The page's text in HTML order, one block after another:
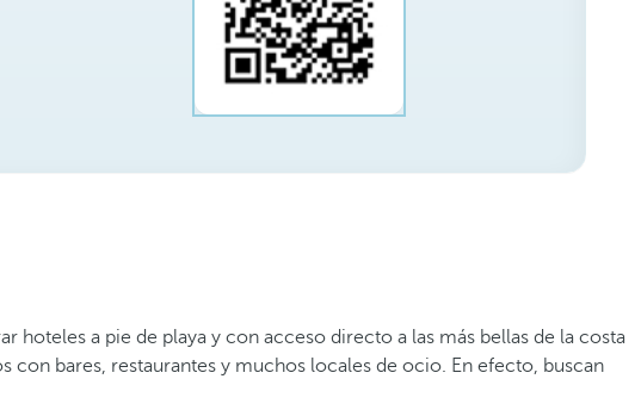
a pie de playa y con acceso directo a las más bellas de la costa
con bares, restaurantes y muchos locales de ocio. En efecto, buscan